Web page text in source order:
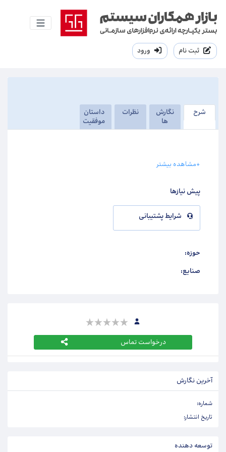
ثبت نام ورود
شرح
نگارش
ها
نظرات
داستان
موفقیت
+مشاهده بیشتر
پیش نیازها
شرایط پشتیبانی
حوزه:
صنایع:
درخواست تماس
آخرین نگارش
شماره:
تاریخ انتشار:
توسعه دهنده